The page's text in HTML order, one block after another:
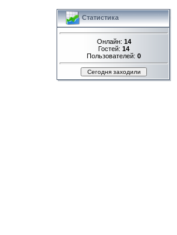
Статистика
Онлайн: 14
Гостей: 14
Пользователей: 0